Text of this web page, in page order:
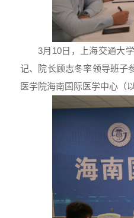
3月10日，上海交通大
记、院长顾志冬率领导班子
医学院海南国际医学中心（